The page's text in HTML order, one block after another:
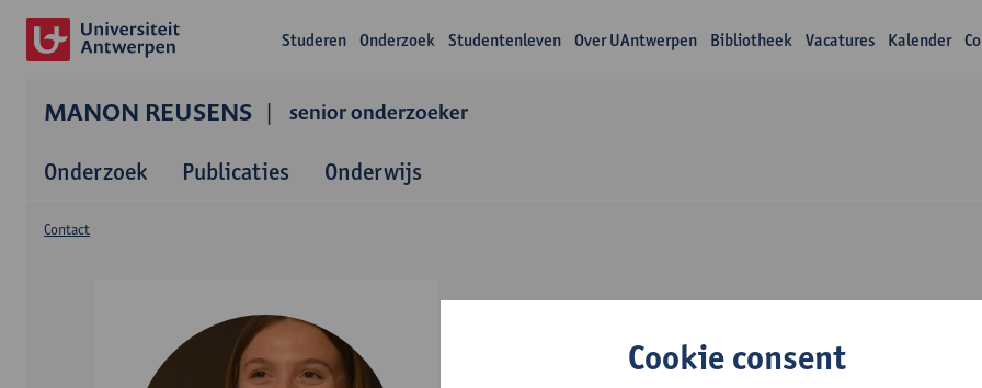
Studeren Onderzoek Studentenleven Over UAntwerpen Bibliotheek Vacatures Kalender
MANON REUSENS senior onderzoeker
Onderzoek Publicaties Onderwijs
Over Manon
Contact
Cookie consent